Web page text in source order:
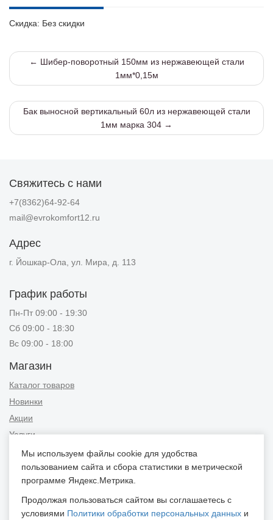
Скидка: Без скидки
← Шибер-поворотный 150мм из нержавеющей стали
1мм*0,15м
Бак выносной вертикальный 60л из нержавеющей стали
1мм марка 304 →
Свяжитесь с нами
+7(8362)64-92-64
mail@evrokomfort12.ru
Адрес
г. Йошкар-Ола, ул. Мира, д. 113
График работы
Пн-Пт 09:00 - 19:30
Сб 09:00 - 18:30
Вс 09:00 - 18:00
Магазин
Каталог товаров
Новинки
Акции
Услуги
Информация
Публичная оферта
Контакты
Мы используем файлы cookie для удобства
пользованием сайта и сбора статистики в метрической
программе Яндекс.Метрика.
Продолжая пользоваться сайтом вы соглашаетесь с
условиями Политики обработки персональных данных и